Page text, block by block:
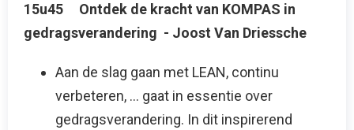
15u45 Ontdek de kracht van KOMPAS in
gedragsverandering - Joost Van Driessche
Aan de slag gaan met LEAN, continu
verbeteren, … gaat in essentie over
gedragsverandering. In dit inspirerend